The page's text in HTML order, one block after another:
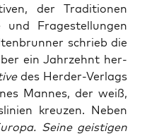
der Tra­di­tio­nen
Fra­ge­stel­lun­gen
schrieb die
ein Jahr­zehnt her­
des Her­der-Ver­lags
Man­nes, der weiß,
kreu­zen. Neben
Sei­ne geis­ti­gen